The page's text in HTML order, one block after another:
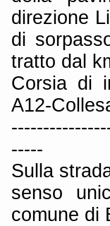
direzione
di
tratto dal
Corsia di
A12-
-----
Sulla
senso
comune di